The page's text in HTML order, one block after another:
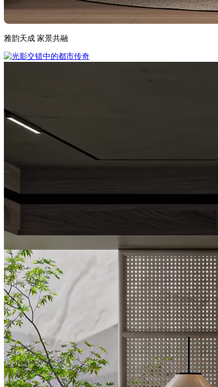
雅韵天成 家景共融